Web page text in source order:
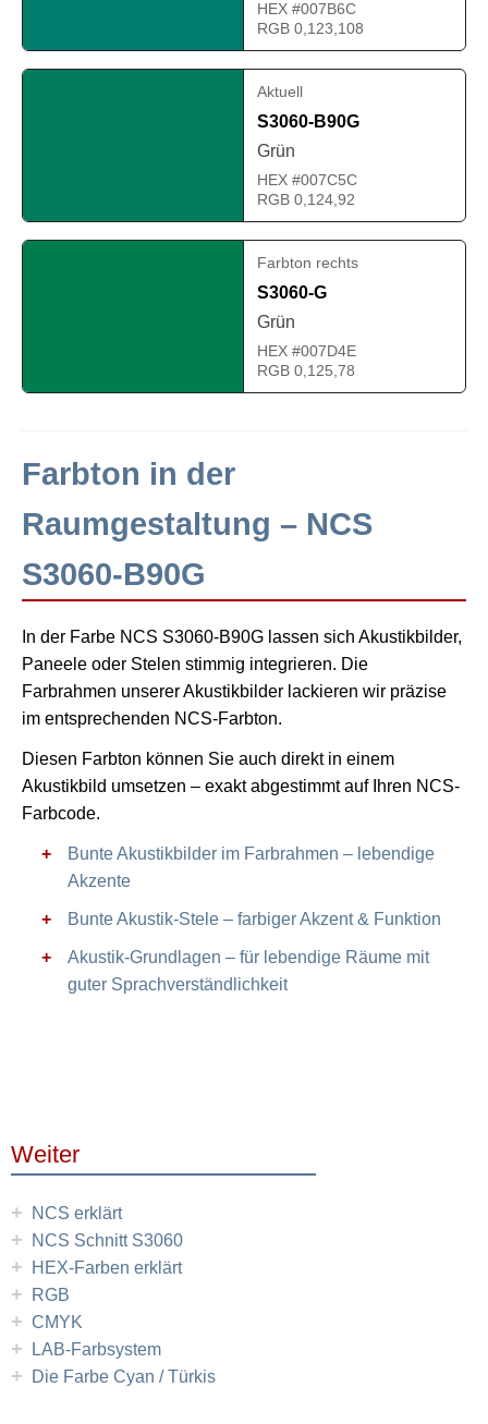
HEX #007B6C
RGB 0,123,108
Aktuell
S3060-B90G
Grün
HEX #007C5C
RGB 0,124,92
Farbton rechts
S3060-G
Grün
HEX #007D4E
RGB 0,125,78
Farbton in der
Raumgestaltung – NCS
S3060-B90G
In der Farbe NCS S3060-B90G lassen sich Akustikbilder,
Paneele oder Stelen stimmig integrieren. Die
Farbrahmen unserer Akustikbilder lackieren wir präzise
im entsprechenden NCS-Farbton.
Diesen Farbton können Sie auch direkt in einem
Akustikbild umsetzen – exakt abgestimmt auf Ihren NCS-
Farbcode.
Bunte Akustikbilder im Farbrahmen – lebendige
Akzente
Bunte Akustik-Stele – farbiger Akzent & Funktion
Akustik-Grundlagen – für lebendige Räume mit
guter Sprachverständlichkeit
Weiter
+ NCS erklärt
+ NCS Schnitt S3060
+ HEX-Farben erklärt
+ RGB
+ CMYK
+ LAB-Farbsystem
+ Die Farbe Cyan / Türkis